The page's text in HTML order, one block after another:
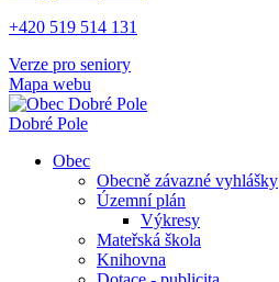
+420 519 514 131
Verze pro seniory
Mapa webu
Dobré Pole
Obec
Obecně závazné vyhlášky
Územní plán
Výkresy
Mateřská škola
Knihovna